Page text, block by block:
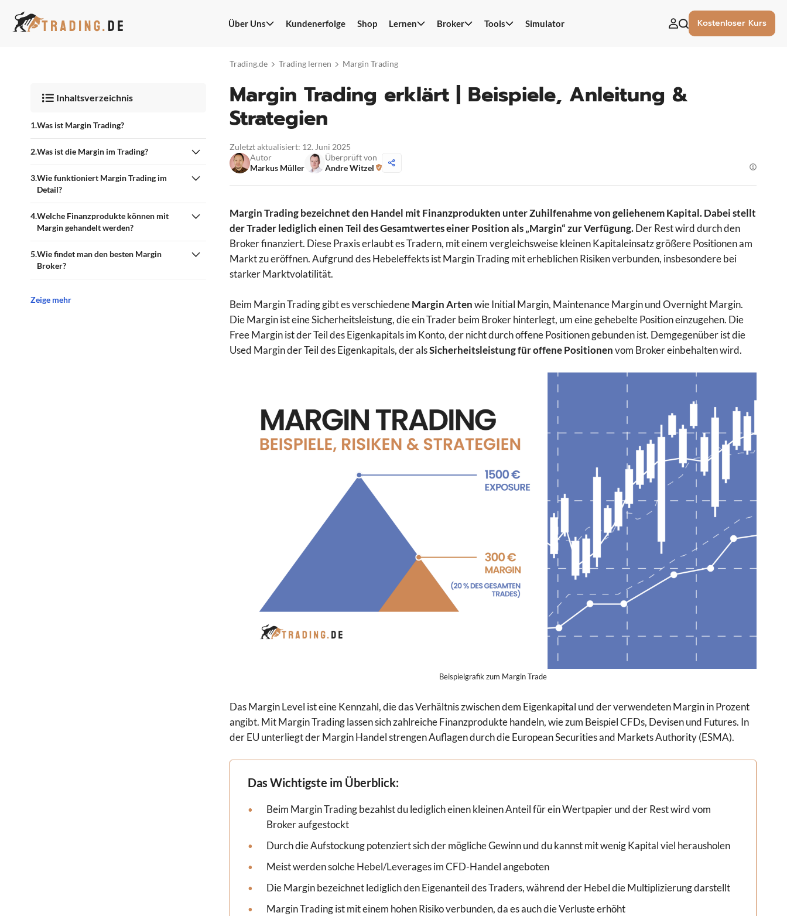
Inhalt
Über Uns Kundenerfolge Shop Lernen Broker Tools Simulator Kostenloser Kurs
Trading.de Trading lernen Margin Trading
Margin Trading erklärt | Beispiele, Anleitung &
Strategien
Zuletzt aktualisiert: 12. Juni 2025
Autor
Markus Müller
Überprüft von
Andre Witzel
Margin Trading bezeichnet den Handel mit Finanzprodukten unter Zuhilfenahme von geliehenem Kapital. Dabei stellt
der Trader lediglich einen Teil des Gesamtwertes einer Position als „Margin“ zur Verfügung.Der Rest wird durch den
Broker finanziert. Diese Praxis erlaubt es Tradern, mit einem vergleichsweise kleinen Kapitaleinsatz größere Positionen am
Markt zu eröffnen. Aufgrund des Hebeleffekts ist Margin Trading mit erheblichen Risiken verbunden, insbesondere bei
starker Marktvolatilität.
Beim Margin Trading gibt es verschiedeneMargin Artenwie Initial Margin, Maintenance Margin und Overnight Margin.
Die Margin ist eine Sicherheitsleistung, die ein Trader beim Broker hinterlegt, um eine gehebelte Position einzugehen. Die
Free Margin ist der Teil des Eigenkapitals im Konto, der nicht durch offene Positionen gebunden ist. Demgegenüber ist die
Used Margin der Teil des Eigenkapitals, der alsSicherheitsleistung für offene Positionenvom Broker einbehalten wird.
Beispielgrafik zum Margin Trade
Das Margin Level ist eine Kennzahl, die das Verhältnis zwischen dem Eigenkapital und der verwendeten Margin in Prozent
angibt. Mit Margin Trading lassen sich zahlreiche Finanzprodukte handeln, wie zum Beispiel CFDs, Devisen und Futures. In
der EU unterliegt der Margin Handel strengen Auflagen durch die European Securities and Markets Authority (ESMA).
Das Wichtigste im Überblick:
Beim Margin Trading bezahlst du lediglich einen kleinen Anteil für ein Wertpapier und der Rest wird vom
Broker aufgestockt
Durch die Aufstockung potenziert sich der mögliche Gewinn und du kannst mit wenig Kapital viel herausholen
Meist werden solche Hebel/Leverages im CFD-Handel angeboten
Die Margin bezeichnet lediglich den Eigenanteil des Traders, während der Hebel die Multiplizierung darstellt
Margin Trading ist mit einem hohen Risiko verbunden, da es auch die Verluste erhöht
Inhaltsverzeichnis
Was ist Margin Trading?
Was ist die Margin im Trading?
Wie funktioniert Margin Trading im
Detail?
Welche Finanzprodukte können mit
Margin gehandelt werden?
Wie findet man den besten Margin
Broker?
Zeige mehr